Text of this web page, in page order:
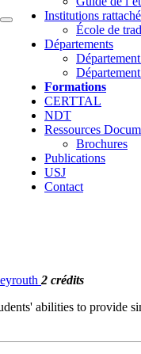
Institutions
École de
Départements
Formations
CERTTAL
NDT
Ressources
Brochures
Publications
USJ
Contact
2 crédits
abilities to provide